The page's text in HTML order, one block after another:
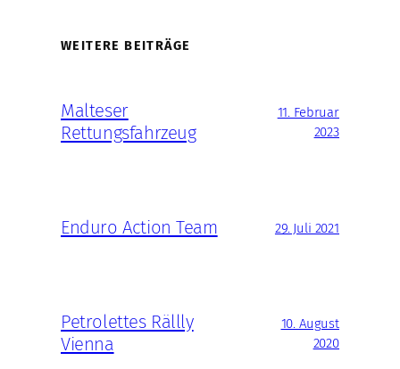
WEITERE BEITRÄGE
Malteser
Rettungsfahrzeug
11. Februar
2023
Enduro Action Team 29. Juli 2021
Petrolettes Rällly
Vienna
10. August
2020